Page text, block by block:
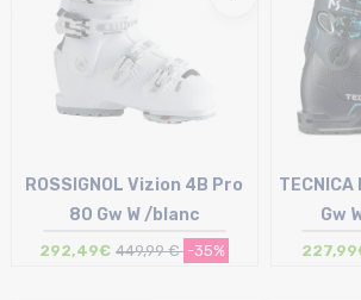
ROSSIGNOL Vizion 4B Pro
80 Gw W /blanc
292,49€ 449,99 € -35%
Gw